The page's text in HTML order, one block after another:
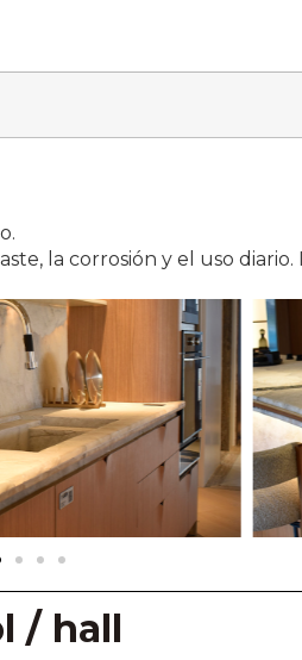
la corrosión y el uso
/ hall